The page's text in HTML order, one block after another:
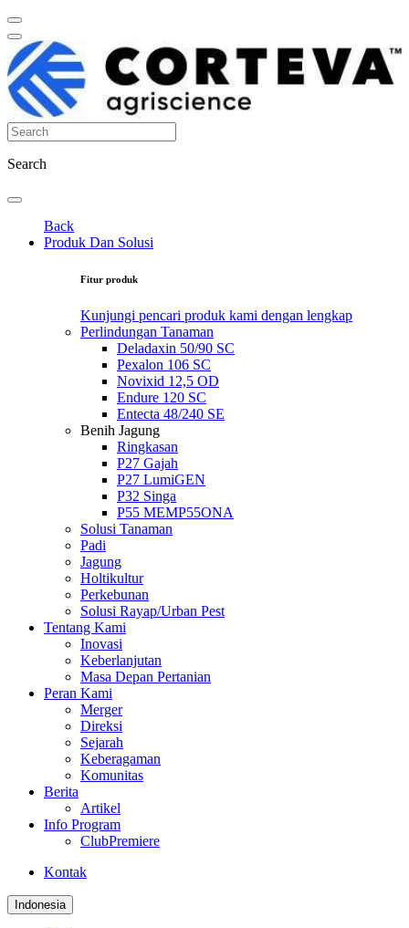
Search
Back
Produk Dan Solusi
Fitur produk
Kunjungi pencari produk kami dengan lengkap
Perlindungan Tanaman
Deladaxin 50/90 SC
Pexalon 106 SC
Novixid 12,5 OD
Endure 120 SC
Entecta 48/240 SE
Benih Jagung
Ringkasan
P27 Gajah
P27 LumiGEN
P32 Singa
P55 MEMP55ONA
Solusi Tanaman
Padi
Jagung
Holtikultur
Perkebunan
Solusi Rayap/Urban Pest
Tentang Kami
Inovasi
Keberlanjutan
Masa Depan Pertanian
Peran Kami
Merger
Direksi
Sejarah
Keberagaman
Komunitas
Berita
Artikel
Info Program
ClubPremiere
Kontak
Indonesia